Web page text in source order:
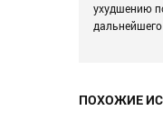
ухудшению
ПОХОЖИЕ